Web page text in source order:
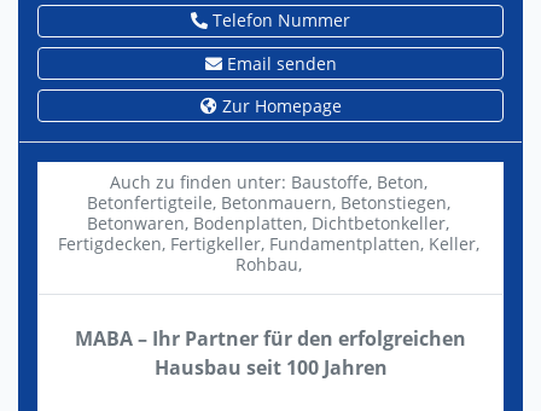
Telefon Nummer
Email senden
Zur Homepage
Auch zu finden unter: Baustoffe, Beton,
Betonfertigteile, Betonmauern, Betonstiegen,
Betonwaren, Bodenplatten, Dichtbetonkeller,
Fertigdecken, Fertigkeller, Fundamentplatten, Keller,
Rohbau,
MABA – Ihr Partner für den erfolgreichen
Hausbau seit 100 Jahren